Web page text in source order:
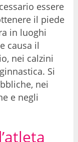
essere
il piede
in luoghi
causa il
nei calzini
Si
nei
e negli